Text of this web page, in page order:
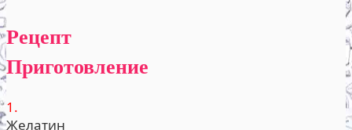
Рецепт
Приготовление
1.
Желатин